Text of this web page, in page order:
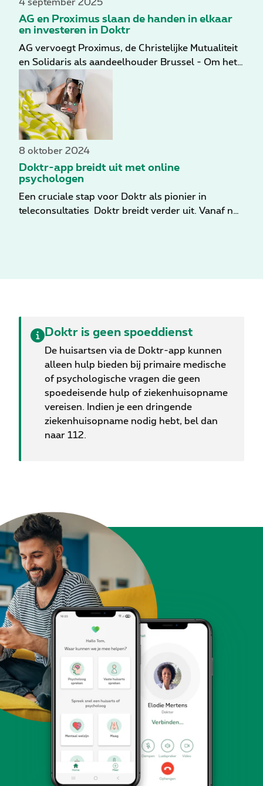
4 september 2025
AG en Proximus slaan de handen in elkaar
en investeren in Doktr
AG vervoegt Proximus, de Christelijke Mutualiteit
en Solidaris als aandeelhouder Brussel - Om het
aandeelhouderschap te versterken neemt AG,
leider op de Belgische verzekeringsmarkt, een
belang in de Belgische videoconsultatie-app
Doktr. Proximus, dat de Doktr-app in 2021
lanceerde, neemt ook deel aan deze investering.
Samen met CM Gezondheidsfonds en Solidaris
van gezondheid en economie die geloven in en
zorgmodel. De afronding van deze transactie, die
8 oktober 2024
Doktr-app breidt uit met online
psychologen
Een cruciale stap voor Doktr als pionier in
teleconsultaties Doktr breidt verder uit. Vanaf nu
belangrijke stap in de evolutie van Doktr, dat
Doktr is geen spoeddienst
De huisartsen via de Doktr-app kunnen
alleen hulp bieden bij primaire medische
of psychologische vragen die geen
spoedeisende hulp of ziekenhuisopname
vereisen. Indien je een dringende
ziekenhuisopname nodig hebt, bel dan
naar 112.